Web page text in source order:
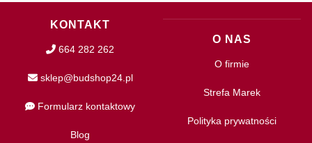
KONTAKT
664 282 262
sklep@budshop24.pl
Formularz kontaktowy
Blog
O NAS
O firmie
Strefa Marek
Polityka prywatności